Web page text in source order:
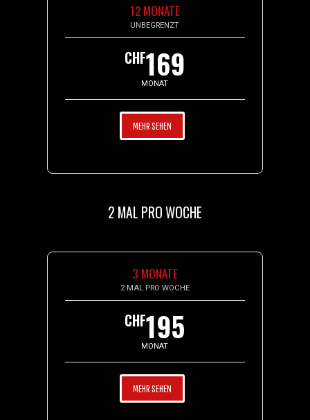
12 MONATE
UNBEGRENZT
CHF169
MONAT
MEHR SEHEN
2 MAL PRO WOCHE
3 MONATE
2 MAL PRO WOCHE
CHF195
MONAT
MEHR SEHEN